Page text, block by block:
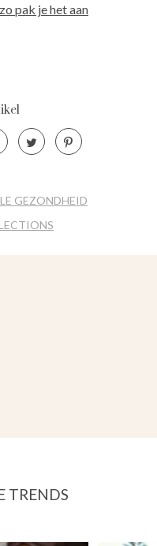
pak je het aan
GEZONDHEID
TRENDS